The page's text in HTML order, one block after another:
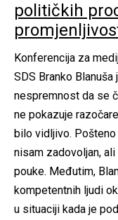
političkih
Konferencija za
SDS Branko
nespremnost da se
ne pokazuje
bilo vidljivo.
nisam zadovoljan,
pouke. Međutim,
kompetentnih ljudi
u situaciji kada je